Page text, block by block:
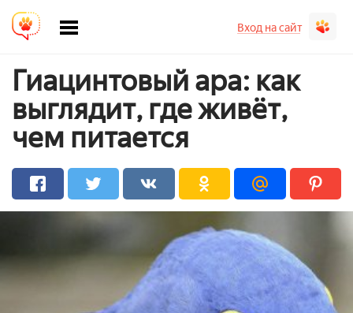
Вход на сайт
Гиацинтовый ара: как
выглядит, где живёт,
чем питается